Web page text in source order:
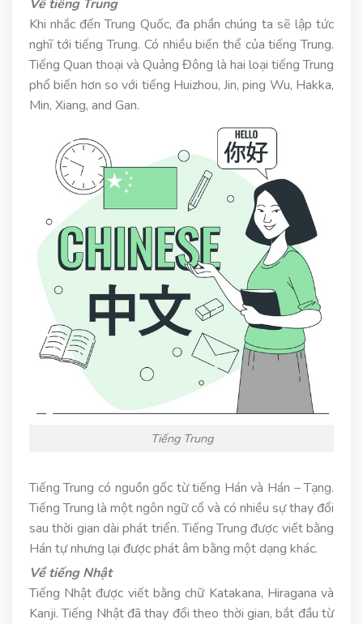
Về tiếng Trung
Khi nhắc đến Trung Quốc, đa phần chúng ta sẽ lập tức
nghĩ tới tiếng Trung. Có nhiều biến thể của tiếng Trung.
Tiếng Quan thoại và Quảng Đông là hai loại tiếng Trung
phổ biến hơn so với tiếng Huizhou, Jin, ping Wu, Hakka,
Min, Xiang, and Gan.
Tiếng Trung
Tiếng Trung có nguồn gốc từ tiếng Hán và Hán – Tạng.
Tiếng Trung là một ngôn ngữ cổ và có nhiều sự thay đổi
sau thời gian dài phát triển. Tiếng Trung được viết bằng
Hán tự nhưng lại được phát âm bằng một dạng khác.
Về tiếng Nhật
Tiếng Nhật được viết bằng chữ Katakana, Hiragana và
Kanji. Tiếng Nhật đã thay đổi theo thời gian, bắt đầu từ